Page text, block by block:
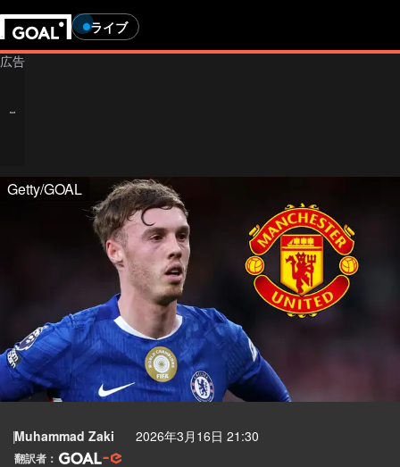
ライブ
Getty/GOAL
Muhammad Zaki 2026年3月16日 21:30
翻訳者：